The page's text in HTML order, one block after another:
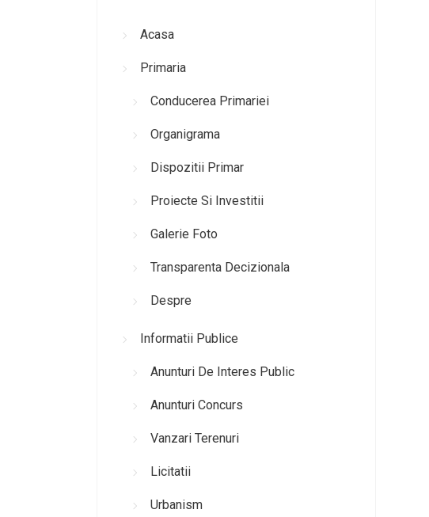
Acasa
Primaria
Conducerea Primariei
Organigrama
Dispozitii Primar
Proiecte Si Investitii
Galerie Foto
Transparenta Decizionala
Despre
Informatii Publice
Anunturi De Interes Public
Anunturi Concurs
Vanzari Terenuri
Licitatii
Urbanism